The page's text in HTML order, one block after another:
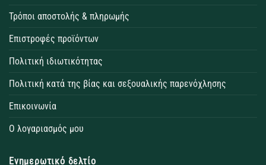
Τρόποι αποστολής & πληρωμής
Επιστροφές προϊόντων
Πολιτική ιδιωτικότητας
Πολιτική κατά της βίας και σεξουαλικής παρενόχλησης
Επικοινωνία
Ο λογαριασμός μου
Ενημερωτικό δελτίο